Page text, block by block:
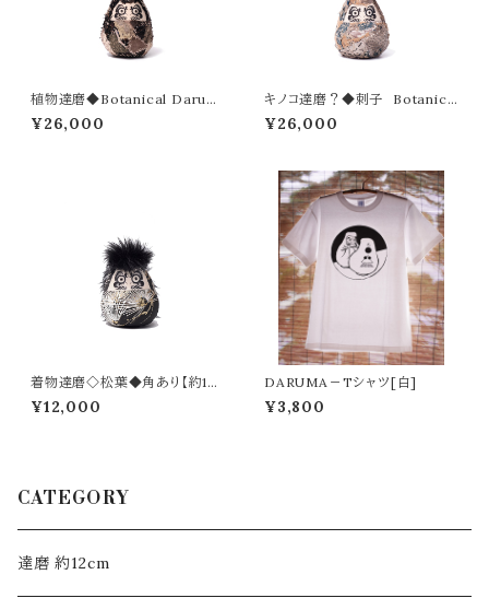
植物達磨◆Botanical Darum
a
¥26,000
キノコ達磨？◆刺子 Botanica
l Daruma
¥26,000
着物達磨◇松葉◆角あり【約12
㎝】
¥12,000
DARUMA－Tシャツ[白]
¥3,800
CATEGORY
達磨 約12cm